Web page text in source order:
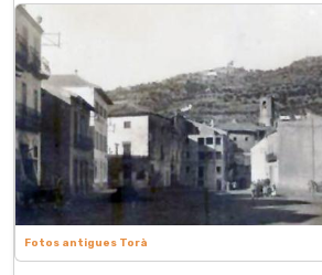
Fotos antigues Torà